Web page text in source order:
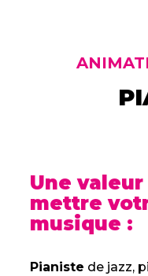
Une
mettre
musique :
Pianiste de jazz,